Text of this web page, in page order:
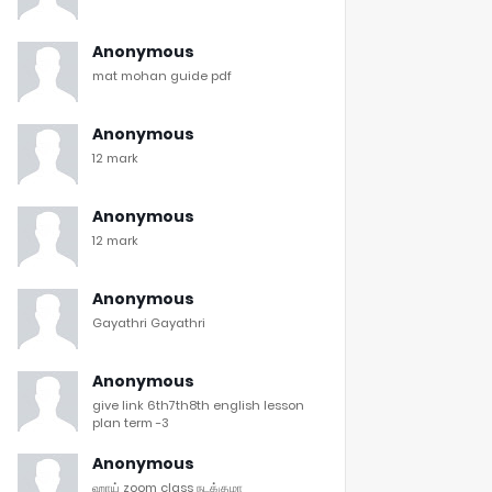
Anonymous
mat mohan guide pdf
Anonymous
12 mark
Anonymous
12 mark
Anonymous
Gayathri Gayathri
Anonymous
give link 6th7th8th english lesson
plan term -3
Anonymous
ஹாய் zoom class நடக்குமா